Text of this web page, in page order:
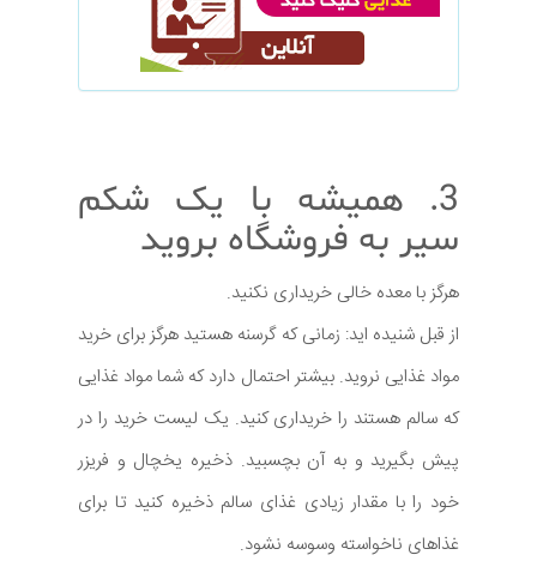
3. همیشه با یک شکم
سیر به فروشگاه بروید
هرگز با معده خالی خریداری نکنید.
از قبل شنیده اید: زمانی که گرسنه هستید هرگز برای خرید
مواد غذایی نروید. بیشتر احتمال دارد که شما مواد غذایی
که سالم هستند را خریداری کنید. یک لیست خرید را در
پیش بگیرید و به آن بچسبید. ذخیره یخچال و فریزر
خود را با مقدار زیادی غذای سالم ذخیره کنید تا برای
غذاهای ناخواسته وسوسه نشود.